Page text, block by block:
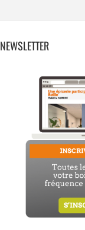
NEWSLETTER